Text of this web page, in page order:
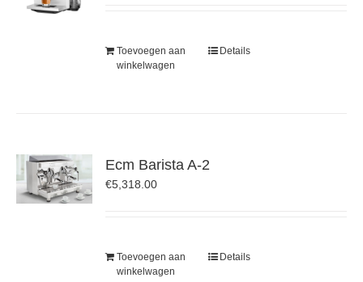
Toevoegen aan
winkelwagen
Details
Ecm Barista A-2
€5,318.00
Toevoegen aan
winkelwagen
Details